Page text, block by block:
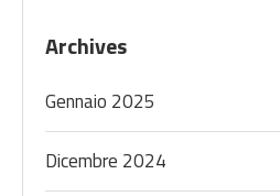
Archives
Gennaio 2025
Dicembre 2024